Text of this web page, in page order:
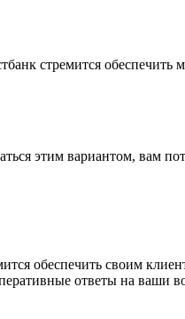
стремится обеспечить
этим вариантом, вам
обеспечить своим
ответы на ваши